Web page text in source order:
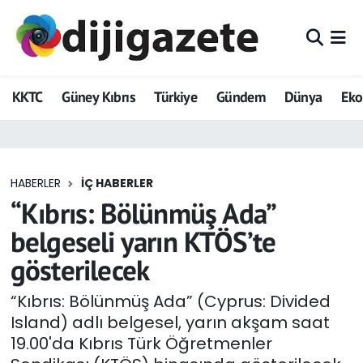
KKTC Güney Kıbrıs Türkiye Gündem Dünya
HABERLER İÇ HABERLER
“Kıbrıs: Bölünmüş Ada”
belgeseli yarın KTÖS’te
gösterilecek
“Kıbrıs: Bölünmüş Ada” (Cyprus: Divided
Island) adlı belgesel, yarın akşam saat
19.00'da Kıbrıs Türk Öğretmenler
ADVERTORIAL
Dijigazete
Eğitim
Ekonomi
Foto Galeri
GEZİ
Güncel
Hava Durumu
Trafik Durumu
Tüm Manşetler
Son Dakika Haberleri
Haber Arşivi